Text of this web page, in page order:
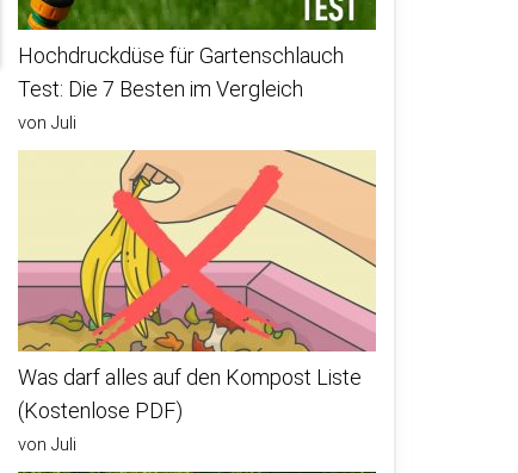
Hochdruckdüse für Gartenschlauch
Test: Die 7 Besten im Vergleich
von Juli
Was darf alles auf den Kompost Liste
(Kostenlose PDF)
von Juli